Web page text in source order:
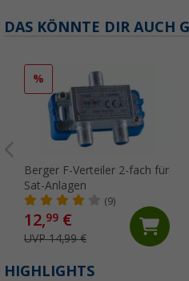
DAS KÖNNTE DIR AUCH
%
Berger F-Verteiler 2-fach für
Sat-Anlagen
(9)
12,99 €
UVP 14,99 €
HIGHLIGHTS